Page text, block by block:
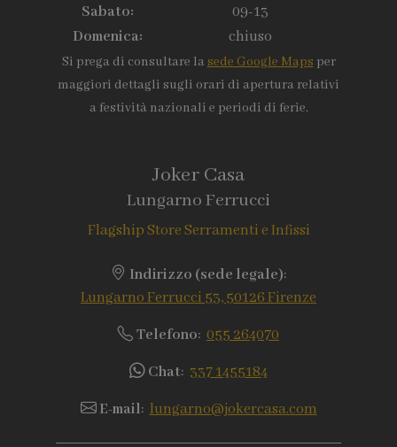
Sabato:
09-13
Domenica:
chiuso
Si prega di consultare la sede Google Maps per
maggiori dettagli sugli orari di apertura relativi
a festività nazionali e periodi di ferie.
Joker Casa
Lungarno Ferrucci
Flagship Store Serramenti e Infissi
Indirizzo (sede legale):
Lungarno Ferrucci 53, 50126 Firenze
Telefono: 055 264070
Chat: 337 1455184
E-mail:lungarno@jokercasa.com